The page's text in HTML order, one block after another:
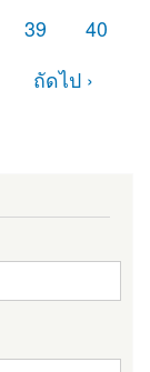
39
40
ถัดไป ›